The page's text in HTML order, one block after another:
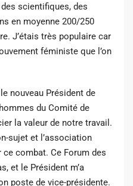
scientifiques, des
en moyenne 200/250
J’étais très populaire car
féministe que l’on
nouveau Président de
du Comité de
la valeur de notre travail.
sujet et l’association
ce combat. Ce Forum des
et le Président m’a
poste de vice-présidente.